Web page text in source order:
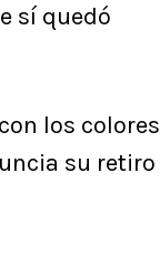
sí quedó
los colores
su retiro